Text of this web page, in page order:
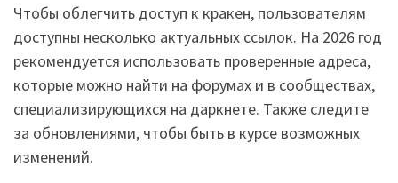
Чтобы облегчить доступ к кракен, пользователям
доступны несколько актуальных ссылок. На 2026 год
рекомендуется использовать проверенные адреса,
которые можно найти на форумах и в сообществах,
специализирующихся на даркнете. Также следите
за обновлениями, чтобы быть в курсе возможных
изменений.